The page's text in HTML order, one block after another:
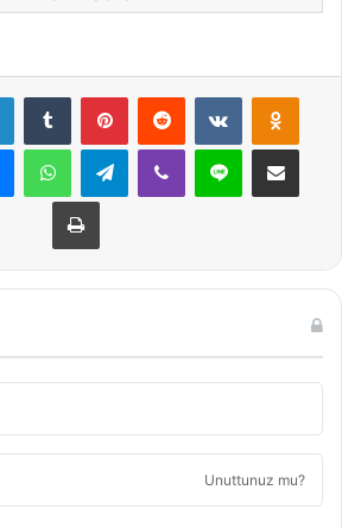
LinkedInTumblr PinterestReddit VKontakte
MessengerWhatsAppTelegramViber Line E-Posta ile
Yazdır
Unuttunuz mu?